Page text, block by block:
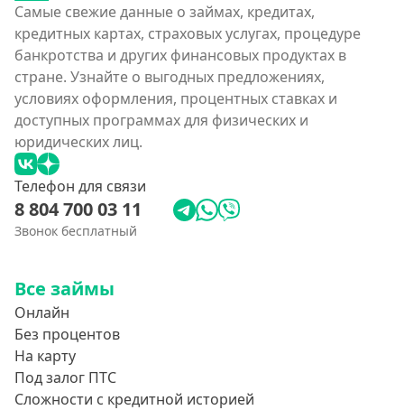
Самые свежие данные о займах, кредитах,
кредитных картах, страховых услугах, процедуре
банкротства и других финансовых продуктах в
стране. Узнайте о выгодных предложениях,
условиях оформления, процентных ставках и
доступных программах для физических и
юридических лиц.
Телефон для связи
8 804 700 03 11
Звонок бесплатный
Все займы
Онлайн
Без процентов
На карту
Под залог ПТС
Сложности с кредитной историей